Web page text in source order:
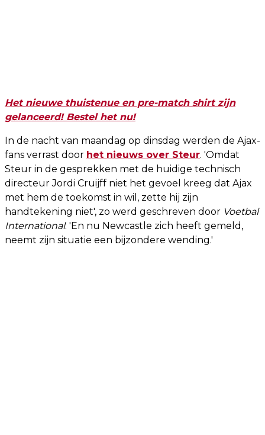
Het nieuwe thuistenue en pre-match shirt zijn
gelanceerd! Bestel het nu!
In de nacht van maandag op dinsdag werden de Ajax-
fans verrast door het nieuws over Steur. 'Omdat
Steur in de gesprekken met de huidige technisch
directeur Jordi Cruijff niet het gevoel kreeg dat Ajax
met hem de toekomst in wil, zette hij zijn
handtekening niet', zo werd geschreven door Voetbal
International. 'En nu Newcastle zich heeft gemeld,
neemt zijn situatie een bijzondere wending.'